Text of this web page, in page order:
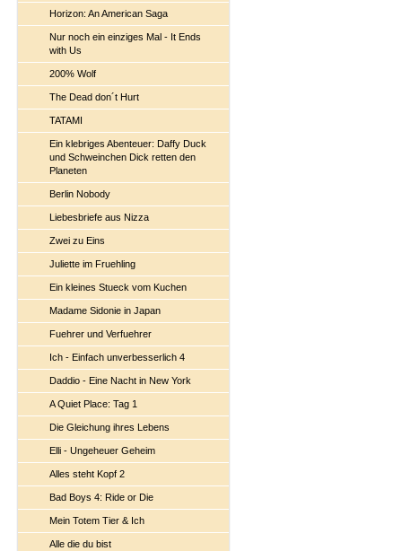
Horizon: An American Saga
Nur noch ein einziges Mal - It Ends
with Us
200% Wolf
The Dead don´t Hurt
TATAMI
Ein klebriges Abenteuer: Daffy Duck
und Schweinchen Dick retten den
Planeten
Berlin Nobody
Liebesbriefe aus Nizza
Zwei zu Eins
Juliette im Fruehling
Ein kleines Stueck vom Kuchen
Madame Sidonie in Japan
Fuehrer und Verfuehrer
Ich - Einfach unverbesserlich 4
Daddio - Eine Nacht in New York
A Quiet Place: Tag 1
Die Gleichung ihres Lebens
Elli - Ungeheuer Geheim
Alles steht Kopf 2
Bad Boys 4: Ride or Die
Mein Totem Tier & Ich
Alle die du bist